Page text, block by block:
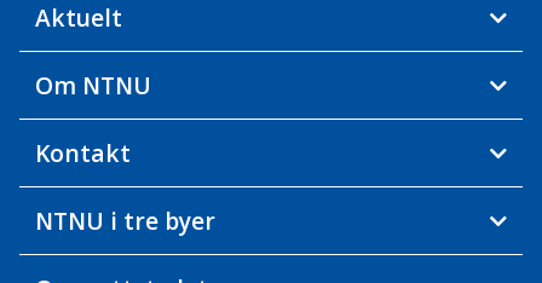
Aktuelt
Om NTNU
Kontakt
NTNU i tre byer